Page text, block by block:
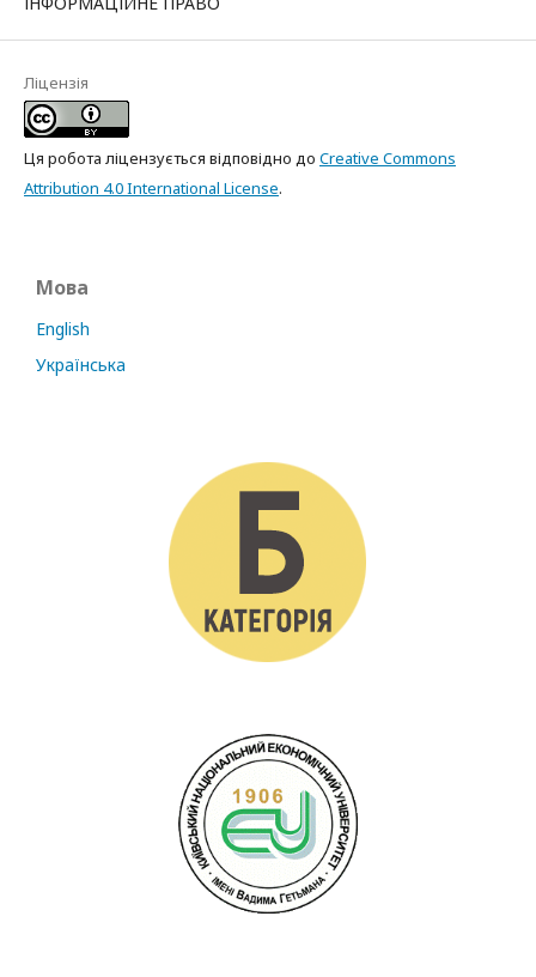
Ліцензія
Ця робота ліцензується відповідно до Creative Commons
Attribution 4.0 International License.
Мова
English
Українська